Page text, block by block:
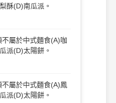
酥(D)南瓜派。
派(D)太陽餅。
派(D)太陽餅。